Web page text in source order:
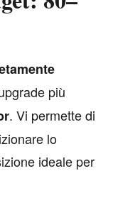
più
. Vi permette di
lo
ideale per